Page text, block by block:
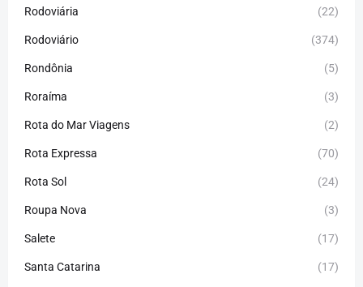
Rodoviária (22)
Rodoviário (374)
Rondônia (5)
Roraíma (3)
Rota do Mar Viagens (2)
Rota Expressa (70)
Rota Sol (24)
Roupa Nova (3)
Salete (17)
Santa Catarina (17)